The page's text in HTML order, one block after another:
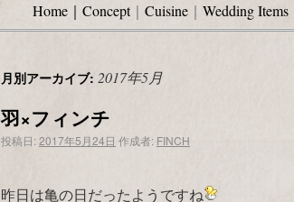
Home ｜ Concept｜ Cuisine ｜ Wedding Items
月別アーカイブ: 2017年5月
羽×フィンチ
投稿日:2017年5月24日 作成者: FINCH
昨日は亀の日だったようですね